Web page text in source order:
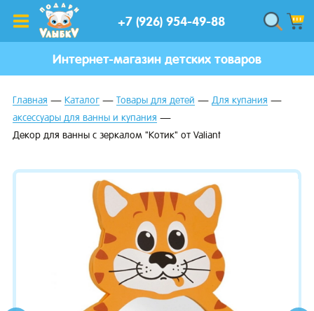
+7 (926) 954-49-88
Интернет-магазин детских товаров
Главная Каталог Товары для детей
Для купания
аксессуары для ванны и купания
Декор для ванны с зеркалом "Котик" от Valiant